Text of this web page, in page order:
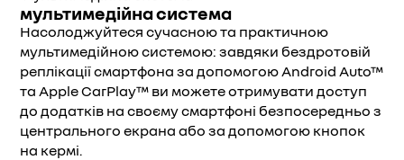
мультимедійна система
Насолоджуйтеся сучасною та практичною
мультимедійною системою: завдяки бездротовій
реплікації смартфона за допомогою Android Auto™
та Apple CarPlay™ ви можете отримувати доступ
до додатків на своєму смартфоні безпосередньо з
центрального екрана або за допомогою кнопок
на кермі.